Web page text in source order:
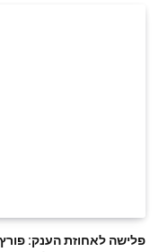
פלישה לאחוזת הענק: